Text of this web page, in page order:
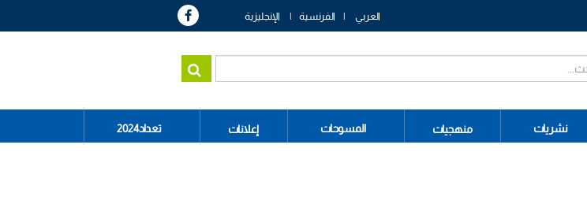
العربي الفرنسية الإنجليزية
نشريات منهجيات المسوحات إعلانات تعداد2024